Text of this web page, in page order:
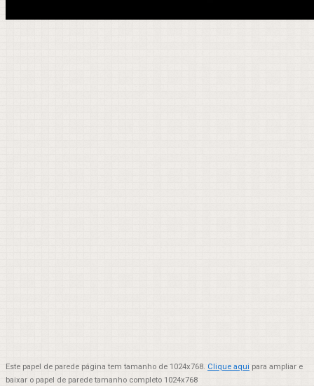
Este papel de parede página tem tamanho de 1024x768. Clique aqui para ampliar e
baixar o papel de parede tamanho completo 1024x768